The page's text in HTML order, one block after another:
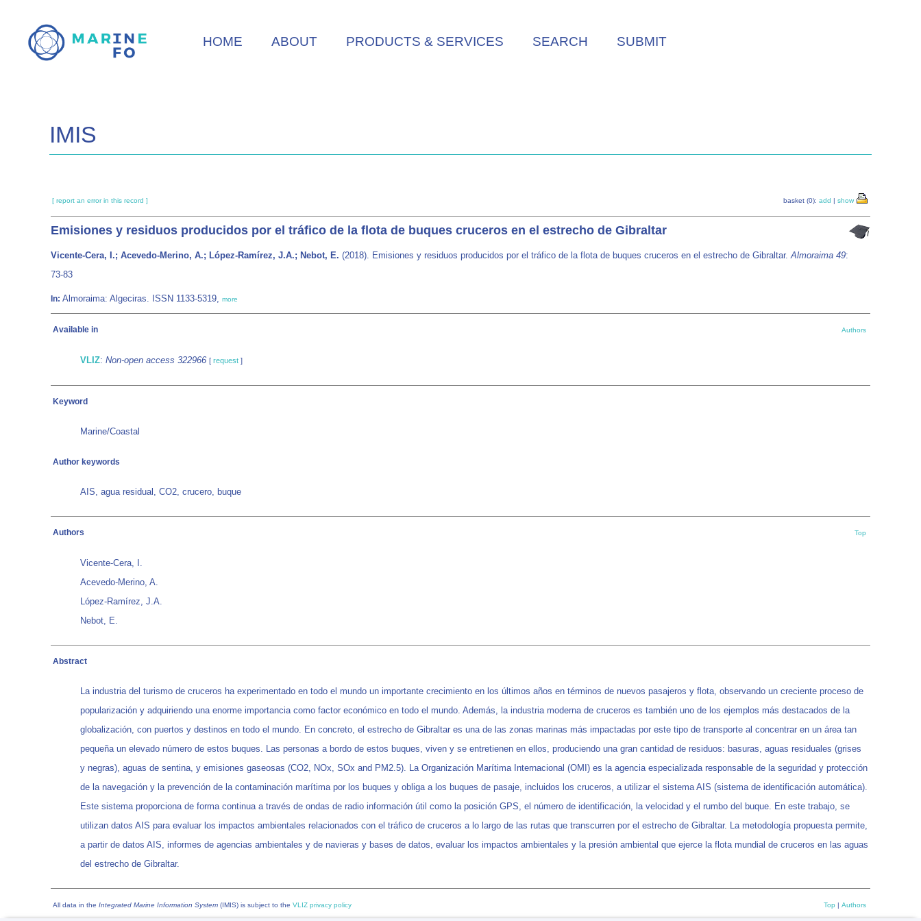
main
HOME ABOUT PRODUCTS & SERVICES SEARCH SUBMIT
IMIS
[ report an error in this record ] basket (0): add | show
Emisiones y residuos producidos por el tráfico de la flota de buques cruceros en el estrecho de Gibraltar
Vicente-Cera, I.; Acevedo-Merino, A.; López-Ramírez, J.A.; Nebot, E. (2018). Emisiones y residuos producidos por el tráfico de la flota de buques cruceros en el estrecho de Gibraltar.Almoraima 49:
73-83
In: Almoraima: Algeciras. ISSN 1133-5319, more
Available in Authors
VLIZ: Non-open access 322966 [ request ]
Keyword
Marine/Coastal
Author keywords
AIS, agua residual, CO2, crucero, buque
Authors Top
Vicente-Cera, I.
Acevedo-Merino, A.
López-Ramírez, J.A.
Nebot, E.
Abstract
La industria del turismo de cruceros ha experimentado en todo el mundo un importante crecimiento en los últimos años en términos de nuevos pasajeros y flota, observando un creciente proceso de
popularización y adquiriendo una enorme importancia como factor económico en todo el mundo. Además, la industria moderna de cruceros es también uno de los ejemplos más destacados de la
globalización, con puertos y destinos en todo el mundo. En concreto, el estrecho de Gibraltar es una de las zonas marinas más impactadas por este tipo de transporte al concentrar en un área tan
pequeña un elevado número de estos buques. Las personas a bordo de estos buques, viven y se entretienen en ellos, produciendo una gran cantidad de residuos: basuras, aguas residuales (grises
y negras), aguas de sentina, y emisiones gaseosas (CO2, NOx, SOx and PM2.5). La Organización Marítima Internacional (OMI) es la agencia especializada responsable de la seguridad y protección
de la navegación y la prevención de la contaminación marítima por los buques y obliga a los buques de pasaje, incluidos los cruceros, a utilizar el sistema AIS (sistema de identificación automática).
Este sistema proporciona de forma continua a través de ondas de radio información útil como la posición GPS, el número de identificación, la velocidad y el rumbo del buque. En este trabajo, se
utilizan datos AIS para evaluar los impactos ambientales relacionados con el tráfico de cruceros a lo largo de las rutas que transcurren por el estrecho de Gibraltar. La metodología propuesta permite,
a partir de datos AIS, informes de agencias ambientales y de navieras y bases de datos, evaluar los impactos ambientales y la presión ambiental que ejerce la flota mundial de cruceros en las aguas
del estrecho de Gibraltar.
All data in the Integrated Marine Information System (IMIS) is subject to the VLIZ privacy policy Top | Authors